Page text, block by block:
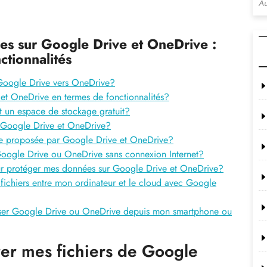
sur Google Drive et OneDrive :
Drive vers OneDrive?
OneDrive en termes de fonctionnalités?
espace de stockage gratuit?
Drive et OneDrive?
proposée par Google Drive et OneDrive?
Drive ou OneDrive sans connexion Internet?
protéger mes données sur Google Drive et OneDrive?
entre mon ordinateur et le cloud avec Google
Google Drive ou OneDrive depuis mon smartphone ou
mes fichiers de Google